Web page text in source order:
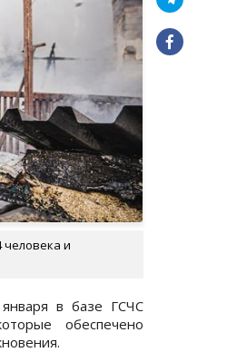
и
в базе ГСЧС
обеспечено